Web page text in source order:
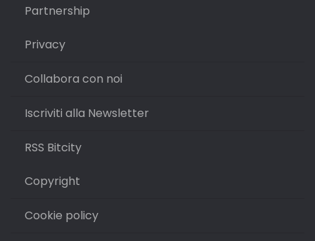
Partnership
Privacy
Collabora con noi
Iscriviti alla Newsletter
RSS Bitcity
Copyright
Cookie policy